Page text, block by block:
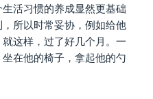
活习惯的养成显然更基础
所以时常妥协，例如给他
这样，过了好几个月。一
在他的椅子，拿起他的勺